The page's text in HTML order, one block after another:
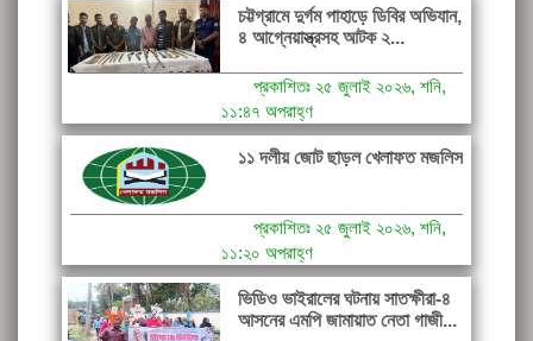
চট্টগ্রামে দুর্গম পাহাড়ে ডিবির অভিযান,
৪ আগ্নেয়াস্ত্রসহ আটক ২...
প্রকাশিতঃ ২৫ জুলাই ২০২৬, শনি,
১১:৪৭ অপরাহ্ণ
১১ দলীয় জোট ছাড়ল খেলাফত মজলিস
প্রকাশিতঃ ২৫ জুলাই ২০২৬, শনি,
১১:২০ অপরাহ্ণ
ভিডিও ভাইরালের ঘটনায় সাতক্ষীরা-৪
আসনের এমপি জামায়াত নেতা গাজী...